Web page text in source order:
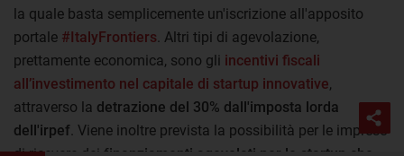
la quale basta semplicemente un'iscrizione all'apposito
portale #ItalyFrontiers. Altri tipi di agevolazione,
prettamente economica, sono gli incentivi fiscali
all’investimento nel capitale di startup innovative,
attraverso la detrazione del 30% dall'imposta lorda
dell'irpef. Viene inoltre prevista la possibilità per le imprese